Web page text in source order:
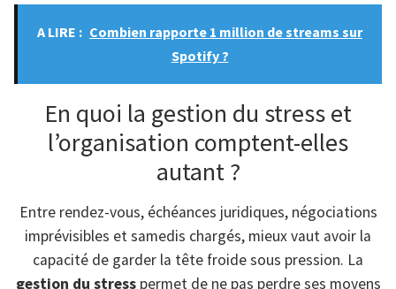
A LIRE : Combien rapporte 1 million de streams sur
Spotify ?
En quoi la gestion du stress et
l’organisation comptent-elles
autant ?
Entre rendez-vous, échéances juridiques, négociations
imprévisibles et samedis chargés, mieux vaut avoir la
capacité de garder la tête froide sous pression. La
gestion du stresspermet de ne pas perdre ses moyens